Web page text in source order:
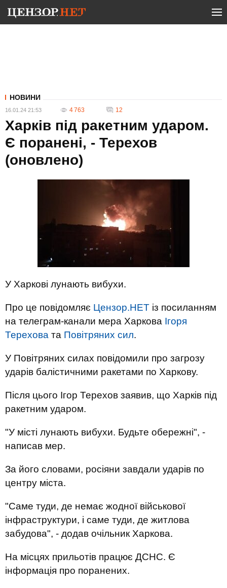
НОВИНИ
16.01.24 21:53 4 763 12
Харків під ракетним ударом.
Є поранені, - Терехов
(оновлено)
У Харкові лунають вибухи.
Про це повідомляє Цензор.НЕТ із посиланням
на телеграм-канали мера Харкова Ігоря
Терехова та Повітряних сил.
У Повітряних силах повідомили про загрозу
ударів балістичними ракетами по Харкову.
Після цього Ігор Терехов заявив, що Харків під
ракетним ударом.
"У місті лунають вибухи. Будьте обережні", -
написав мер.
За його словами, росіяни завдали ударів по
центру міста.
"Саме туди, де немає жодної військової
інфраструктури, і саме туди, де житлова
забудова", - додав очільник Харкова.
На місцях прильотів працює ДСНС. Є
інформація про поранених.